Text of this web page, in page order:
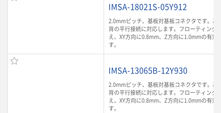
IMSA-18021S-05Y912
2.0mmピッチ、基板対基板コネクタです。基
背の平行接続に対応します。フローティング
え、XY方向に0.8mm、Z方向に1.0mmの有効
す。
IMSA-13065B-12Y930
2.0mmピッチ、基板対基板コネクタです。基
背の平行接続に対応します。フローティング
え、XY方向に0.8mm、Z方向に1.0mmの有効
す。